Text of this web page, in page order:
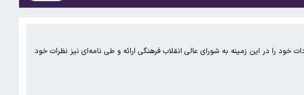
را در این زمینه به شورای عالی انقلاب فرهنگی ارائه و طی نامه‌ای نیز نظرات خود